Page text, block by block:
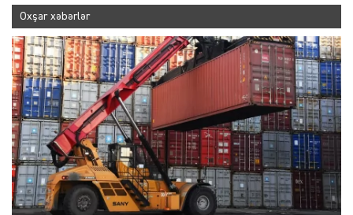
Oxşar xəbərlər